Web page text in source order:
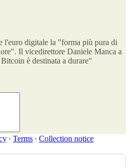
l'euro digitale la "forma più pura di
Il vicedirettore Daniele Manca a
è destinata a durare"
∙ Terms ∙ Collection notice